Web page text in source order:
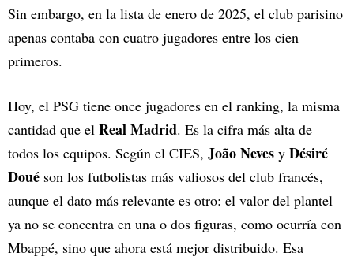
Sin embargo, en la lista de enero de 2025, el club parisino
apenas contaba con cuatro jugadores entre los cien
primeros.
Hoy, el PSG tiene once jugadores en el ranking, la misma
cantidad que el Real Madrid. Es la cifra más alta de
todos los equipos. Según el CIES, João Neves y Désiré
Doué son los futbolistas más valiosos del club francés,
aunque el dato más relevante es otro: el valor del plantel
ya no se concentra en una o dos figuras, como ocurría con
Mbappé, sino que ahora está mejor distribuido. Esa